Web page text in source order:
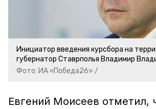
Инициатор введения курсбора на
губернатор Ставрполья Владимир
Фото: ИА «Победа26» /
Евгений Моисеев отметил,